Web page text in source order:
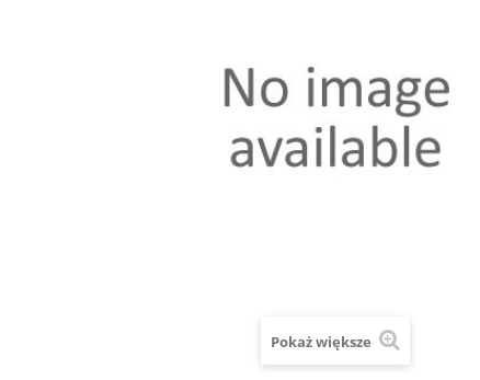
Pokaż większe